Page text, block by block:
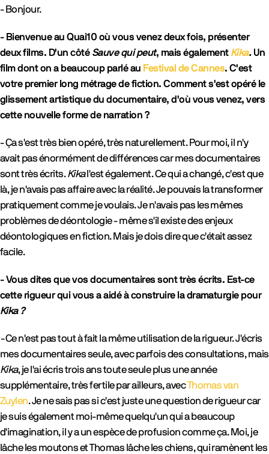
- Bonjour.
- Bienvenue au Quai10 où vous venez deux fois, présenter
deux films. D'un côté Sauve qui peut, mais également Kika.Un
film dont on a beaucoup parlé au Festival de Cannes. C'est
votre premier long métrage de fiction. Comment s'est opéré le
glissement artistique du documentaire, d'où vous venez, vers
cette nouvelle forme de narration ?
- Ça s'est très bien opéré, très naturellement. Pour moi, il n'y
avait pas énormément de différences car mes documentaires
sont très écrits.Kikal'est également. Ce qui a changé, c'est que
là, je n'avais pas affaire avec la réalité. Je pouvais la transformer
pratiquement comme je voulais. Je n'avais pas les mêmes
problèmes de déontologie - même s'il existe des enjeux
déontologiques en fiction. Mais je dois dire que c'était assez
facile.
- Vous dites que vos documentaires sont très écrits. Est-ce
cette rigueur qui vous a aidé à construire la dramaturgie pour
Kika ?
-Ce n'est pas tout à fait la même utilisation de la rigueur. J'écris
mes documentaires seule, avec parfois des consultations, mais
Kika, je l'ai écris trois ans toute seule plus une année
supplémentaire, très fertile par ailleurs, avecThomas van
Zuylen. Je ne sais pas si c'est juste une question de rigueur car
je suis également moi-même quelqu'un qui a beaucoup
d'imagination, il y a un espèce de profusion comme ça. Moi, je
lâche les moutons et Thomas lâche les chiens, qui ramènent les